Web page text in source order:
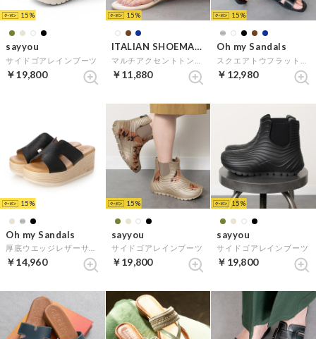
15
sayyou
サイドゴアレインブーツ
￥19,800
15
ITALIAN SHOEMAKERS
￥11,880
15
Oh my Sandals
￥12,980
15
Oh my Sandals
￥14,960
15
sayyou
サイドゴアレインブーツ
￥19,800
15
sayyou
サイドゴアレインブーツ
￥19,800